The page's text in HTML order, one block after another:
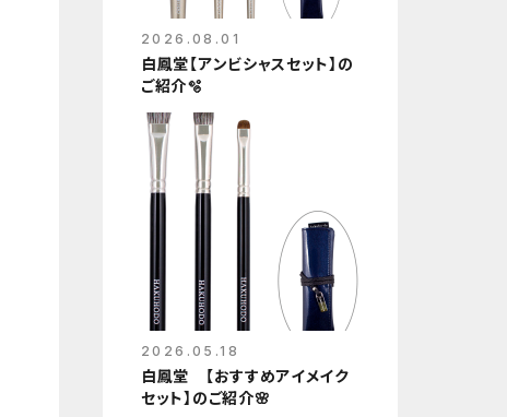
2026.08.01
白鳳堂【アンビシャスセット】の
ご紹介🫧
2026.05.18
白鳳堂 【おすすめアイメイク
セット】のご紹介🌸